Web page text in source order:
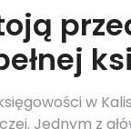
w
Jednym z